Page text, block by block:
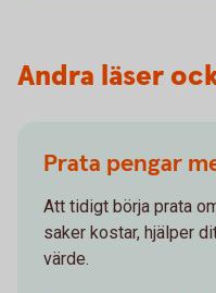
Andra läser
Prata pengar
Att tidigt börja prata
saker kostar, hjälper
värde.